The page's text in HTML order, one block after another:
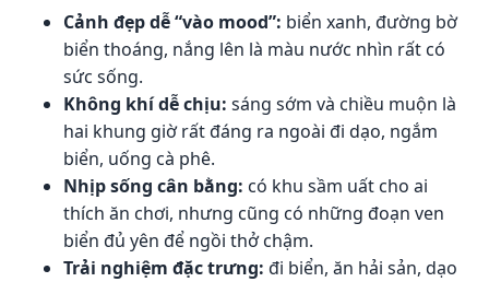
Cảnh đẹp dễ “vào mood”: biển xanh, đường bờ
biển thoáng, nắng lên là màu nước nhìn rất có
sức sống.
Không khí dễ chịu: sáng sớm và chiều muộn là
hai khung giờ rất đáng ra ngoài đi dạo, ngắm
biển, uống cà phê.
Nhịp sống cân bằng: có khu sầm uất cho ai
thích ăn chơi, nhưng cũng có những đoạn ven
biển đủ yên để ngồi thở chậm.
Trải nghiệm đặc trưng: đi biển, ăn hải sản, dạo